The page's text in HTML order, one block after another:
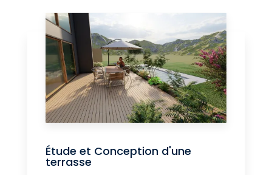
Étude et Conception d'une
terrasse